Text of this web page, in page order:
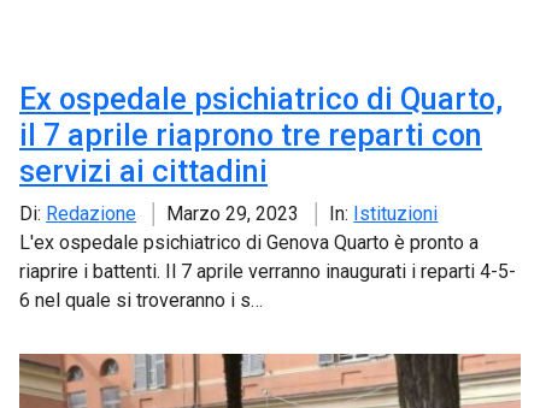
Ex ospedale psichiatrico di Quarto,
il 7 aprile riaprono tre reparti con
servizi ai cittadini
Di: Redazione Marzo 29, 2023 In: Istituzioni
L'ex ospedale psichiatrico di Genova Quarto è pronto a
riaprire i battenti. Il 7 aprile verranno inaugurati i reparti 4-5-
6 nel quale si troveranno i s…